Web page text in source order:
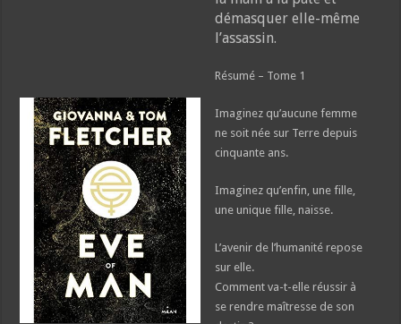
démasquer elle-même
l’assassin.
Résumé – Tome 1
Imaginez qu’aucune femme
ne soit née sur Terre depuis
cinquante ans.
Imaginez qu’enfin, une fille,
une unique fille, naisse.
L’avenir de l’humanité repose
sur elle.
Comment va-t-elle réussir à
se rendre maîtresse de son